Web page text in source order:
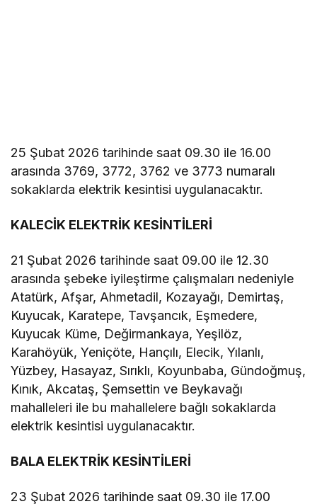
25 Şubat 2026 tarihinde saat 09.30 ile 16.00
arasında 3769, 3772, 3762 ve 3773 numaralı
sokaklarda elektrik kesintisi uygulanacaktır.
KALECİK ELEKTRİK KESİNTİLERİ
21 Şubat 2026 tarihinde saat 09.00 ile 12.30
arasında şebeke iyileştirme çalışmaları nedeniyle
Atatürk, Afşar, Ahmetadil, Kozayağı, Demirtaş,
Kuyucak, Karatepe, Tavşancık, Eşmedere,
Kuyucak Küme, Değirmankaya, Yeşilöz,
Karahöyük, Yeniçöte, Hançılı, Elecik, Yılanlı,
Yüzbey, Hasayaz, Sırıklı, Koyunbaba, Gündoğmuş,
Kınık, Akcataş, Şemsettin ve Beykavağı
mahalleleri ile bu mahallelere bağlı sokaklarda
elektrik kesintisi uygulanacaktır.
BALA ELEKTRİK KESİNTİLERİ
23 Şubat 2026 tarihinde saat 09.30 ile 17.00